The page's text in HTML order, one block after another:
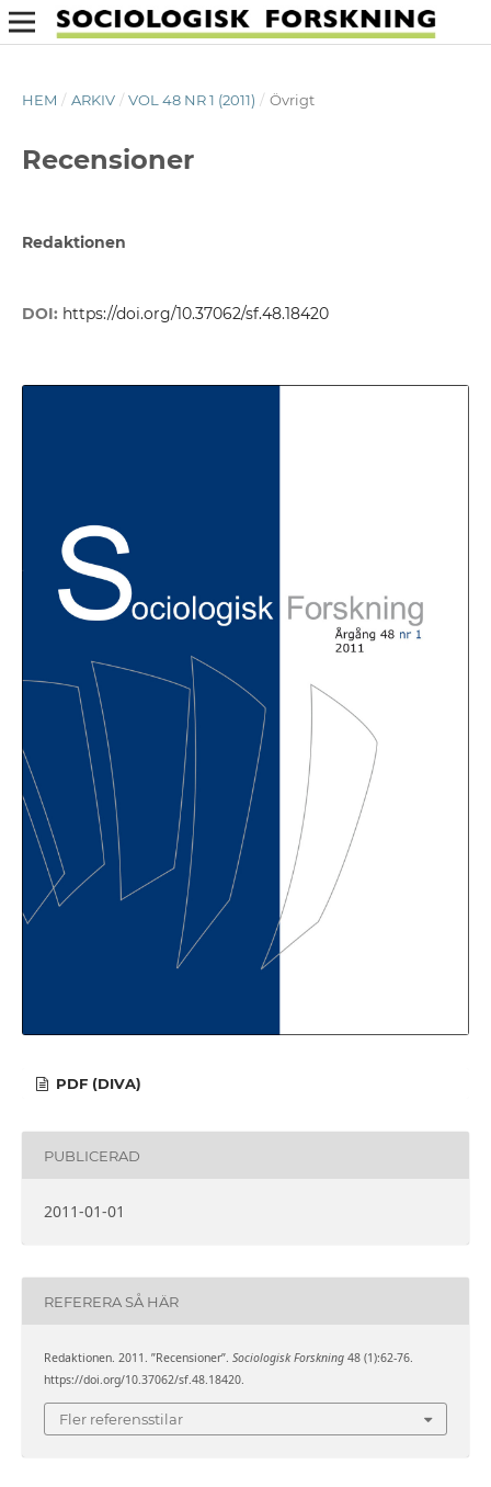
HEM / ARKIV / VOL 48 NR 1 (2011) / Övrigt
Recensioner
Redaktionen
DOI: https://doi.org/10.37062/sf.48.18420
PDF (DIVA)
PUBLICERAD
2011-01-01
REFERERA SÅ HÄR
Redaktionen. 2011. ”Recensioner”. Sociologisk Forskning48 (1):62-76.
https://doi.org/10.37062/sf.48.18420.
Fler referensstilar